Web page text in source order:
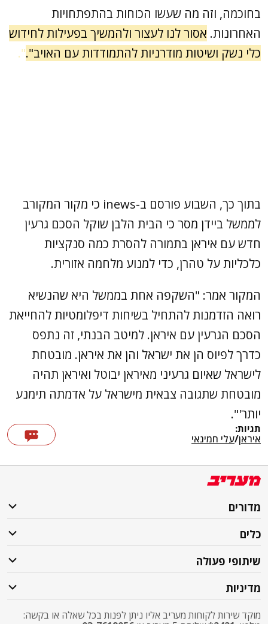
בחוכמה, וזה מה שעשו הכוחות בהתפתחויות
האחרונות. אסור לנו לעצור ולהמשיך בפעילות לחידוש
כלי נשק ושיטות מודרניות להתמודדות עם האויב".".
בתוך כך, השבוע פורסם ב-inews כי מקור המקורב
לממשל ביידן מסר כי הבית הלבן שוקל הסכם גרעין
חדש עם איראן בתמורה להסרת כמה סנקציות
כלכליות על טהרן, כדי למנוע מלחמה אזורית.
המקור אמר: "השקפה אחת בממשל היא שהנשיא
רואה הזדמנות להתחיל בשיחות דיפלומטיות להחייאת
הסכם הגרעין עם איראן. למיטב הבנתי, זה נתפס
כדרך לפיוס הן את ישראל והן את איראן. מובטחת
לישראל שאיום גרעיני מאיראן יבוטל ואיראן תהיה
מובטחת שתגובה צבאית מישראל על אדמתה תימנע
יותר'".
תגיות:
איראן/עלי חמינאי
מדורים
כלים
שיתופי פעולה
מדיניות
מוקד שירות לקוחות מעריב אליו ניתן לפנות בכל שאלה או בקשה: